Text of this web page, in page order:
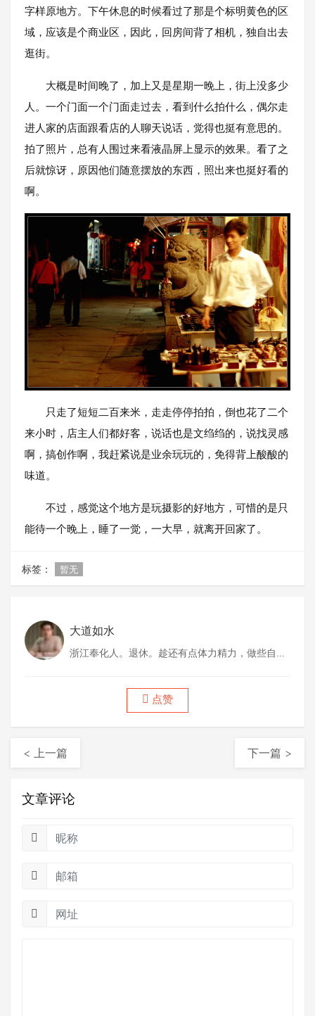
字样原地方。下午休息的时候看过了那是个标明黄色的区
域，应该是个商业区，因此，回房间背了相机，独自出去
逛街。
大概是时间晚了，加上又是星期一晚上，街上没多少
人。一个门面一个门面走过去，看到什么拍什么，偶尔走
进人家的店面跟看店的人聊天说话，觉得也挺有意思的。
拍了照片，总有人围过来看液晶屏上显示的效果。看了之
后就惊讶，原因他们随意摆放的东西，照出来也挺好看的
啊。
只走了短短二百来米，走走停停拍拍，倒也花了二个
来小时，店主人们都好客，说话也是文绉绉的，说找灵感
啊，搞创作啊，我赶紧说是业余玩玩的，免得背上酸酸的
味道。
不过，感觉这个地方是玩摄影的好地方，可惜的是只
能待一个晚上，睡了一觉，一大早，就离开回家了。
标签： 暂无
大道如水
浙江奉化人。退休。趁还有点体力精力，做些自己
点赞
< 上一篇 下一篇 >
文章评论